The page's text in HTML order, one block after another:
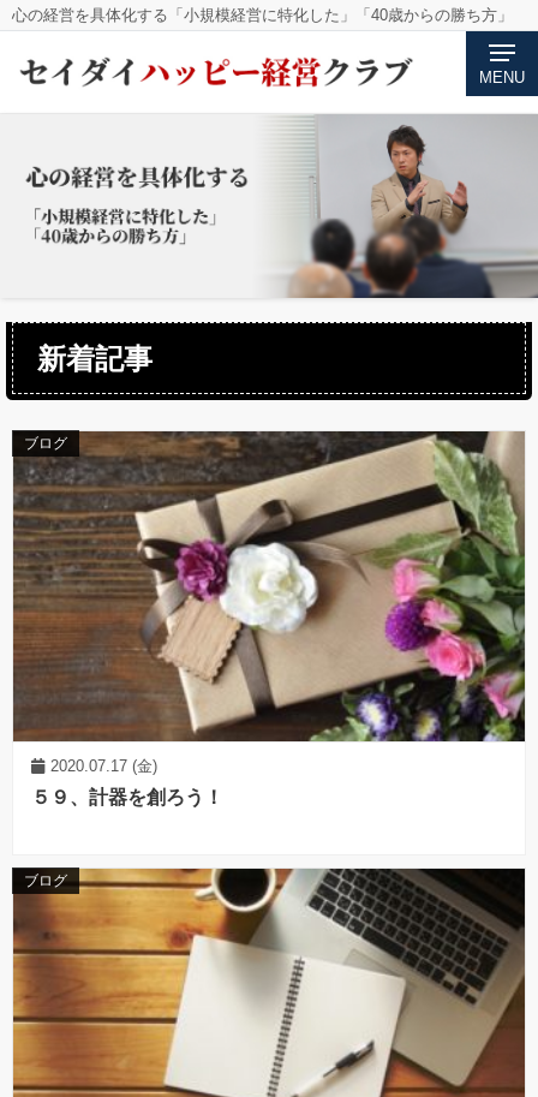
心の経営を具体化する「小規模経営に特化した」「40歳からの勝ち方」
MENU
新着記事
ブログ
2020.07.17 (金)
５９、計器を創ろう！
ブログ